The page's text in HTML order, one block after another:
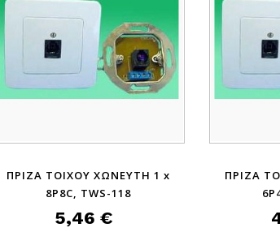
ΠΡΙΖΑ ΤΟΙΧΟΥ ΧΩΝΕΥΤΗ 1 x
8P8C, TWS-118
5,46 €
ΠΡΙΖΑ